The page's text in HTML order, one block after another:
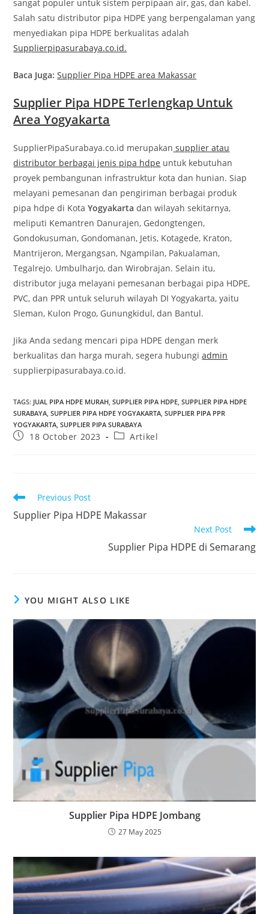
sangat populer untuk sistem perpipaan air, gas, dan kabel.
Salah satu distributor pipa HDPE yang berpengalaman yang
menyediakan pipa HDPE berkualitas adalah
Supplierpipasurabaya.co.id.
Baca Juga: Supplier Pipa HDPE area Makassar
Supplier Pipa HDPE Terlengkap Untuk
Area Yogyakarta
SupplierPipaSurabaya.co.id merupakan supplier atau
distributor berbagai jenis pipa hdpe untuk kebutuhan
proyek pembangunan infrastruktur kota dan hunian. Siap
melayani pemesanan dan pengiriman berbagai produk
pipa hdpe di KotaYogyakartadan wilayah sekitarnya,
meliputi Kemantren Danurajen, Gedongtengen,
Gondokusuman, Gondomanan, Jetis, Kotagede, Kraton,
Mantrijeron, Mergangsan, Ngampilan, Pakualaman,
Tegalrejo. Umbulharjo, dan Wirobrajan. Selain itu,
distributor juga melayani pemesanan berbagai pipa HDPE,
PVC, dan PPR untuk seluruh wilayah DI Yogyakarta, yaitu
Sleman, Kulon Progo, Gunungkidul, dan Bantul.
Jika Anda sedang mencari pipa HDPE dengan merk
berkualitas dan harga murah, segera hubungiadmin
supplierpipasurabaya.co.id.
TAGS: JUAL PIPA HDPE MURAH, SUPPLIER PIPA HDPE, SUPPLIER PIPA HDPE
SURABAYA, SUPPLIER PIPA HDPE YOGYAKARTA, SUPPLIER PIPA PPR
YOGYAKARTA, SUPPLIER PIPA SURABAYA
18 October 2023 Artikel
Previous Post
Supplier Pipa HDPE Makassar
Next Post
Supplier Pipa HDPE di Semarang
YOU MIGHT ALSO LIKE
Supplier Pipa HDPE Jombang
27 May 2025